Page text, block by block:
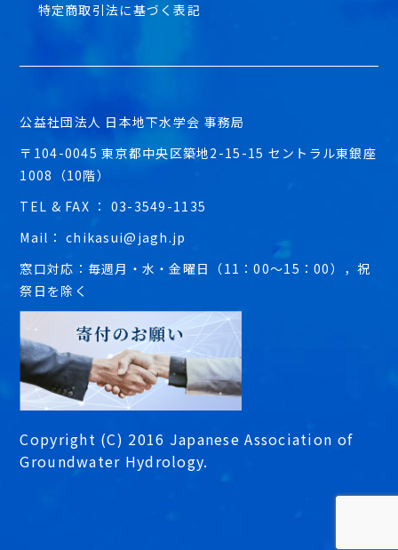
特定商取引法に基づく表記
公益社団法人 日本地下水学会 事務局
〒104-0045 東京都中央区築地2-15-15 セントラル東銀座
1008（10階）
TEL & FAX ： 03-3549-1135
Mail： chikasui@jagh.jp
窓口対応：毎週月・水・金曜日（11：00～15：00），祝
祭日を除く
Copyright (C) 2016 Japanese Association of
Groundwater Hydrology.